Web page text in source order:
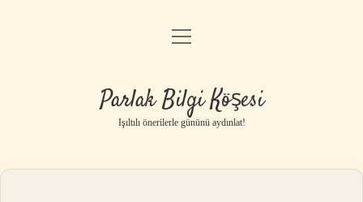
Anasayfa
Yasal Uyarı
menüyü
Parlak Bilgi Köşesi
Işıltılı önerilerle gününü aydınlat!